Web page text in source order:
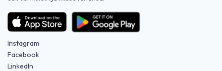
Instagram
Facebook
LinkedIn